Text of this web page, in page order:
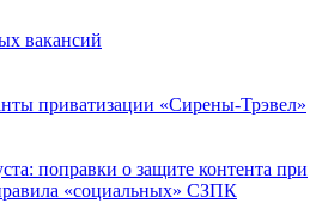
вакансий
приватизации «Сирены-Трэвел»
поправки о защите контента при
«социальных» СЗПК